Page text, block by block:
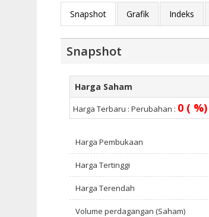
Snapshot Grafik Indeks
Snapshot
Harga Saham
Harga Terbaru : Perubahan : 0 ( %)
Harga Pembukaan
Harga Tertinggi
Harga Terendah
Volume perdagangan (Saham)